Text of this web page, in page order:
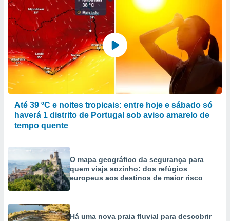
Até 39 ºC e noites tropicais: entre hoje e sábado só
haverá 1 distrito de Portugal sob aviso amarelo de
tempo quente
O mapa geográfico da segurança para
quem viaja sozinho: dos refúgios
europeus aos destinos de maior risco
Há uma nova praia fluvial para descobrir